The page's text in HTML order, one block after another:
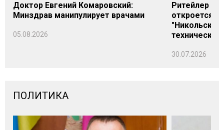
Доктор Евгений Комаровский:
Минздрав манипулирует врачами
05.08.2026
Ритейлер
откроется
технических
30.07.2026
ПОЛИТИКА